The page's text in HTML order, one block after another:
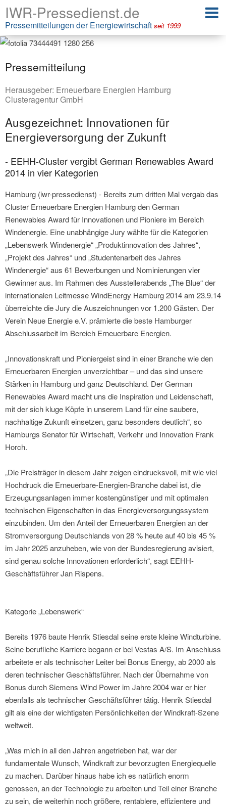
IWR-Pressedienst.de
Pressemitteilungen der Energiewirtschaft seit 1999
Pressemitteilung
Herausgeber: Erneuerbare Energien Hamburg
Clusteragentur GmbH
Ausgezeichnet: Innovationen für
Energieversorgung der Zukunft
- EEHH-Cluster vergibt German Renewables Award
2014 in vier Kategorien
Hamburg (iwr-pressedienst) - Bereits zum dritten Mal vergab das
Cluster Erneuerbare Energien Hamburg den German
Renewables Award für Innovationen und Pioniere im Bereich
Windenergie. Eine unabhängige Jury wählte für die Kategorien
„Lebenswerk Windenergie“ „Produktinnovation des Jahres“,
„Projekt des Jahres“ und „Studentenarbeit des Jahres
Windenergie“ aus 61 Bewerbungen und Nominierungen vier
Gewinner aus. Im Rahmen des Ausstellerabends „The Blue“ der
internationalen Leitmesse WindEnergy Hamburg 2014 am 23.9.14
überreichte die Jury die Auszeichnungen vor 1.200 Gästen. Der
Verein Neue Energie e.V. prämierte die beste Hamburger
Abschlussarbeit im Bereich Erneuerbare Energien.
„Innovationskraft und Pioniergeist sind in einer Branche wie den
Erneuerbaren Energien unverzichtbar – und das sind unsere
Stärken in Hamburg und ganz Deutschland. Der German
Renewables Award macht uns die Inspiration und Leidenschaft,
mit der sich kluge Köpfe in unserem Land für eine saubere,
nachhaltige Zukunft einsetzen, ganz besonders deutlich“, so
Hamburgs Senator für Wirtschaft, Verkehr und Innovation Frank
Horch.
„Die Preisträger in diesem Jahr zeigen eindrucksvoll, mit wie viel
Hochdruck die Erneuerbare-Energien-Branche dabei ist, die
Erzeugungsanlagen immer kostengünstiger und mit optimalen
technischen Eigenschaften in das Energieversorgungssystem
einzubinden. Um den Anteil der Erneuerbaren Energien an der
Stromversorgung Deutschlands von 28 % heute auf 40 bis 45 %
im Jahr 2025 anzuheben, wie von der Bundesregierung avisiert,
sind genau solche Innovationen erforderlich“, sagt EEHH-
Geschäftsführer Jan Rispens.
Kategorie „Lebenswerk“
Bereits 1976 baute Henrik Stiesdal seine erste kleine Windturbine.
Seine berufliche Karriere begann er bei Vestas A/S. Im Anschluss
arbeitete er als technischer Leiter bei Bonus Energy, ab 2000 als
deren technischer Geschäftsführer. Nach der Übernahme von
Bonus durch Siemens Wind Power im Jahre 2004 war er hier
ebenfalls als technischer Geschäftsführer tätig. Henrik Stiesdal
gilt als eine der wichtigsten Persönlichkeiten der Windkraft-Szene
weltweit.
„Was mich in all den Jahren angetrieben hat, war der
fundamentale Wunsch, Windkraft zur bevorzugten Energiequelle
zu machen. Darüber hinaus habe ich es natürlich enorm
genossen, an der Technologie zu arbeiten und Teil einer Branche
zu sein, die weiterhin noch größere, rentablere, effizientere und